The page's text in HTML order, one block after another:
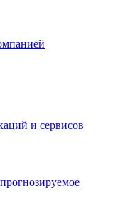
и сервисов